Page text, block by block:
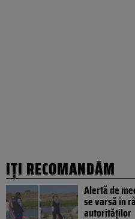
IȚI RECOMANDĂM
Alertă de
se varsă în
autorităților